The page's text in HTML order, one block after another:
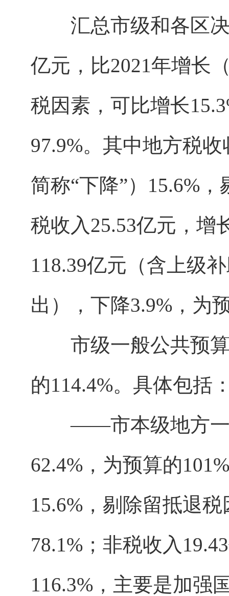
汇总市级和各区决
亿元，比2021年增长
税因素，可比增长
97.9%。其中地方税
简称“下降”）15.6%
税收入25.53亿元，增
118.39亿元（含上级
出），下降3.9%，为
市级一般公共预算
的114.4%。具体包括
——市本级地方一般
62.4%，为预算的
15.6%，剔除留抵退
78.1%；非税收入
116.3%，主要是加强